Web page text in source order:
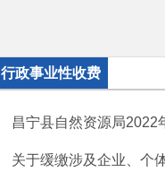
行政事业性收费
昌宁县自然资源局2022
关于缓缴涉及企业、个